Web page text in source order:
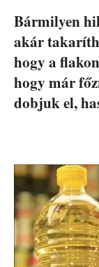
Bármilyen
akár
hogy a
hogy már
dobjuk el,